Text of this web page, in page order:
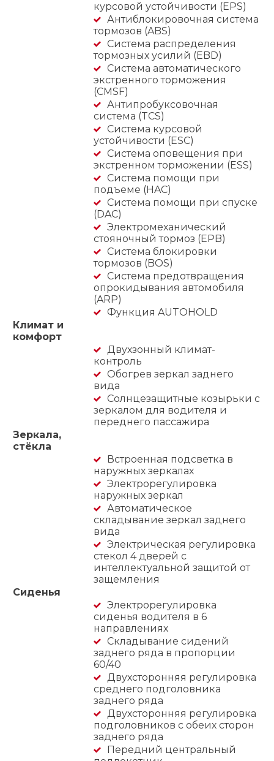
курсовой устойчивости (EPS)
Антиблокировочная система
тормозов (ABS)
Система распределения
тормозных усилий (EBD)
Система автоматического
экстренного торможения
(CMSF)
Антипробуксовочная
система (TCS)
Система курсовой
устойчивости (ESC)
Система оповещения при
экстренном торможении (ESS)
Система помощи при
подъеме (HAC)
Система помощи при спуске
(DAC)
Электромеханический
стояночный тормоз (EPB)
Система блокировки
тормозов (BOS)
Система предотвращения
опрокидывания автомобиля
(ARP)
Функция AUTOHOLD
Климат и
комфорт
Двухзонный климат-
контроль
Обогрев зеркал заднего
вида
Солнцезащитные козырьки с
зеркалом для водителя и
переднего пассажира
Зеркала,
стёкла
Встроенная подсветка в
наружных зеркалах
Электрорегулировка
наружных зеркал
Автоматическое
складывание зеркал заднего
вида
Электрическая регулировка
стекол 4 дверей с
интеллектуальной защитой от
защемления
Сиденья
Электрорегулировка
сиденья водителя в 6
направлениях
Складывание сидений
заднего ряда в пропорции
60/40
Двухсторонняя регулировка
среднего подголовника
заднего ряда
Двухсторонняя регулировка
подголовников с обеих сторон
заднего ряда
Передний центральный